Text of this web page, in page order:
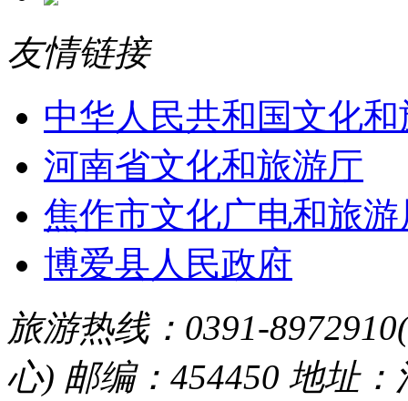
友情链接
中华人民共和国文化
河南省文化和旅游厅
焦作市文化广电和旅游
博爱县人民政府
旅游热线：0391-
心) 邮编：454450 地址